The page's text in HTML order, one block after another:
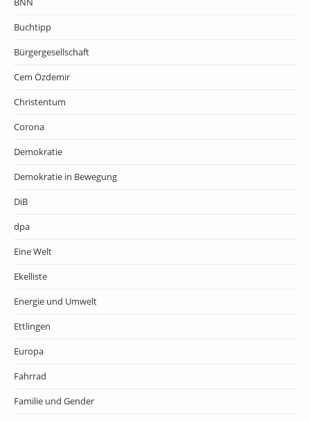
Buchtipp
Bürgergesellschaft
Cem Özdemir
Christentum
Corona
Demokratie
Demokratie in Bewegung
DiB
dpa
Eine Welt
Ekelliste
Energie und Umwelt
Ettlingen
Europa
Fahrrad
Familie und Gender